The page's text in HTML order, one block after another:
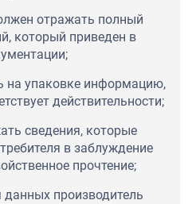
отражать полный
который приведен в
на упаковке информацию,
действительности;
сведения, которые
в заблуждение
прочтение;
данных производитель